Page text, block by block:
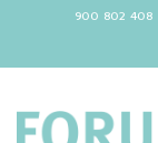
900 802 408